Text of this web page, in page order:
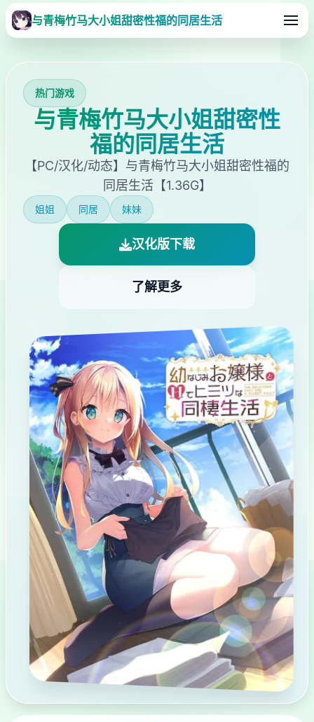
与青梅竹马大小姐甜密性福的同居生活
热门游戏
与青梅竹马大小姐甜密性
福的同居生活
【PC/汉化/动态】与青梅竹马大小姐甜密性福的
同居生活【1.36G】
姐姐 同居 妹妹
汉化版下载
了解更多